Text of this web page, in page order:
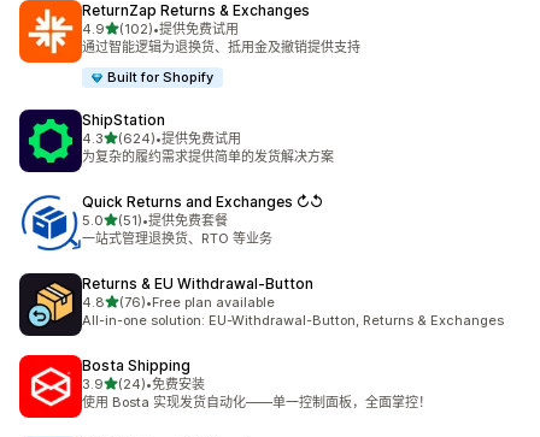
ReturnZap Returns & Exchanges
4.9星（满分 5 星）
(102)
总共 102 条评论
•提供免费试用
通过智能逻辑为退换货、抵用金及撤销提供支持
Built for Shopify
ShipStation
4.3星（满分 5 星）
(624)
总共 624 条评论
•提供免费试用
为复杂的履约需求提供简单的发货解决方案
Quick Returns and Exchanges ↻↺
5.0星（满分 5 星）
(51)
总共 51 条评论
•提供免费套餐
一站式管理退换货、RTO 等业务
Returns & EU Withdrawal‑Button
4.8星（满分 5 星）
(76)
总共 76 条评论
•Free plan available
All-in-one solution: EU-Withdrawal-Button, Returns & Exchanges
Bosta Shipping
3.9星（满分 5 星）
(24)
总共 24 条评论
•免费安装
使用 Bosta 实现发货自动化——单一控制面板，全面掌控！